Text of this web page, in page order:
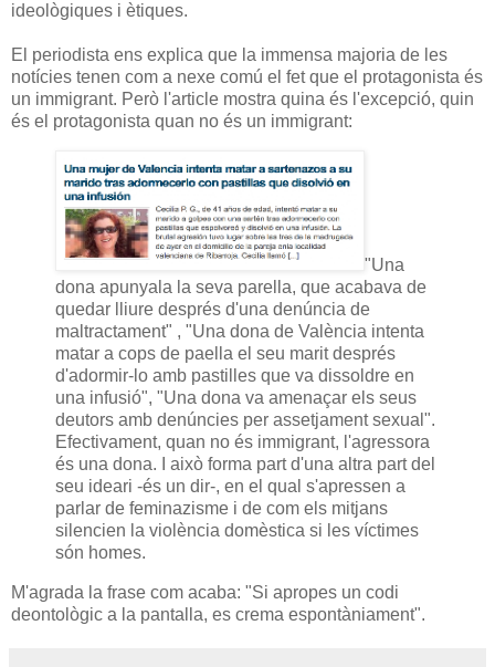
ideològiques i ètiques.
El periodista ens explica que la immensa majoria de les
notícies tenen com a nexe comú el fet que el protagonista és
un immigrant. Però l'article mostra quina és l'excepció, quin
és el protagonista quan no és un immigrant:
"Una
dona apunyala la seva parella, que acabava de
quedar lliure després d'una denúncia de
maltractament" , "Una dona de València intenta
matar a cops de paella el seu marit després
d'adormir-lo amb pastilles que va dissoldre en
una infusió", "Una dona va amenaçar els seus
deutors amb denúncies per assetjament sexual".
Efectivament, quan no és immigrant, l'agressora
és una dona. I això forma part d'una altra part del
seu ideari -és un dir-, en el qual s'apressen a
parlar de feminazisme i de com els mitjans
silencien la violència domèstica si les víctimes
són homes.
M'agrada la frase com acaba: "Si apropes un codi
deontològic a la pantalla, es crema espontàniament".